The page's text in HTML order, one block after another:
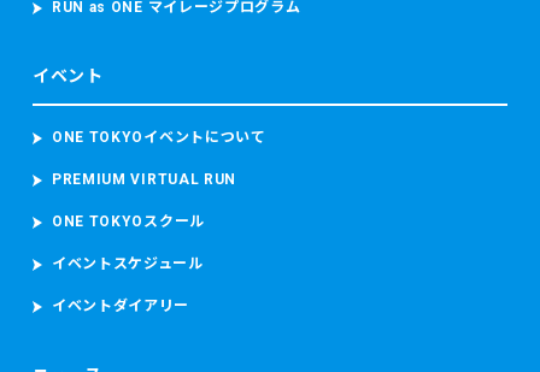
RUN as ONE マイレージプログラム
イベント
ONE TOKYOイベントについて
PREMIUM VIRTUAL RUN
ONE TOKYOスクール
イベントスケジュール
イベントダイアリー